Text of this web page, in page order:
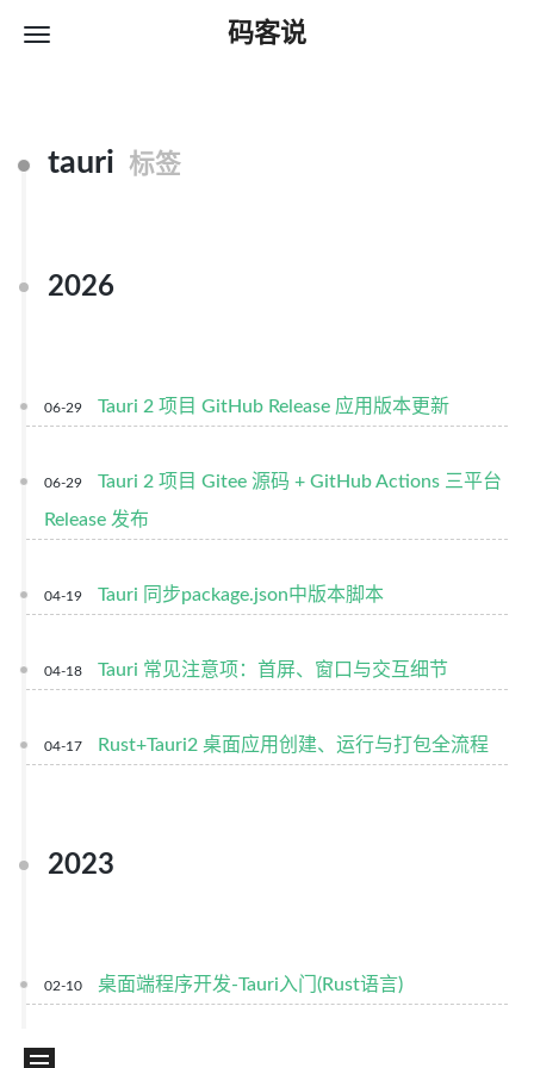
码客说
tauri 标签
2026
06-29 Tauri 2 项目 GitHub Release 应用版本更新
06-29
Tauri 2 项目 Gitee 源码 + GitHub Actions 三平台
Release 发布
04-19 Tauri 同步package.json中版本脚本
04-18 Tauri 常见注意项：首屏、窗口与交互细节
04-17 Rust+Tauri2 桌面应用创建、运行与打包全流程
2023
02-10 桌面端程序开发-Tauri入门(Rust语言)